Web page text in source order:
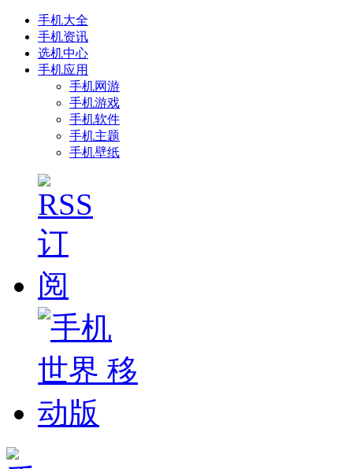
手机大全
手机资讯
选机中心
手机应用
手机网游
手机游戏
手机软件
手机主题
手机壁纸